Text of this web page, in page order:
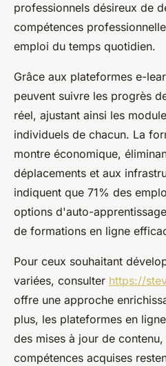
professionnels désireux de
compétences
emploi du temps quotidien.
Grâce aux plateformes e-
peuvent suivre les progrès
réel, ajustant ainsi les
individuels de chacun. La
montre économique,
déplacements et aux
indiquent que 71% des
options d'auto-
de formations en ligne
Pour ceux souhaitant
variées, consulter https://
offre une approche
plus, les plateformes en
des mises à jour de
compétences acquises